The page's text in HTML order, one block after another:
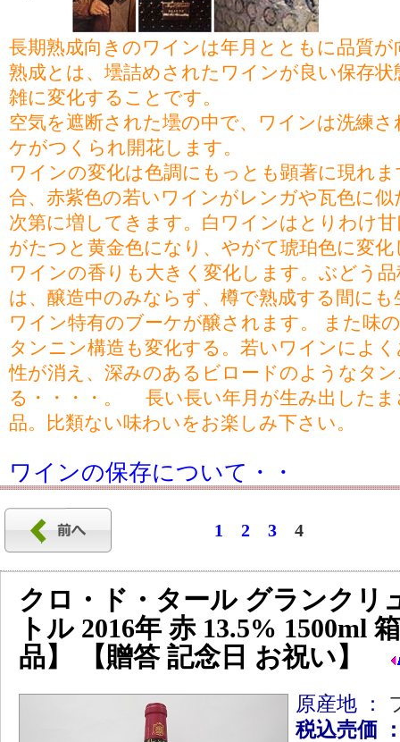
長期熟成向きのワインは年月とともに品質が
熟成とは、壜詰めされたワインが良い保存
雑に変化することです。
空気を遮断された壜の中で、ワインは洗練
ケがつくられ開花します。
ワインの変化は色調にもっとも顕著に現れ
合、赤紫色の若いワインがレンガや瓦色に似
次第に増してきます。白ワインはとりわけ
がたつと黄金色になり、やがて琥珀色に変化
ワインの香りも大きく変化します。ぶどう
は、醸造中のみならず、樽で熟成する間に
ワイン特有のブーケが醸されます。 また味
タンニン構造も変化する。若いワインによ
性が消え、深みのあるビロードのようなタ
る・・・・。 長い長い年月が生み出したま
品。比類ない味わいをお楽しみ下さい。
ワインの保存について・・
1 2 3 4
クロ・ド・タール グランクリ
トル 2016年 赤 13.5% 1500ml
品】 【贈答 記念日 お祝い】
原産地 ：
税込売価